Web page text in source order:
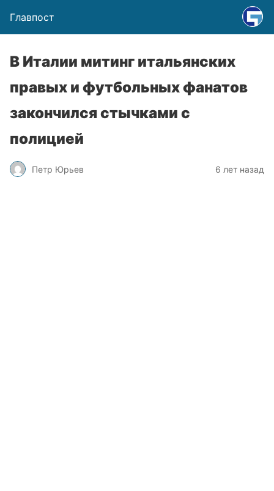
Главпост
В Италии митинг итальянских
правых и футбольных фанатов
закончился стычками с
полицией
Петр Юрьев 6 лет назад